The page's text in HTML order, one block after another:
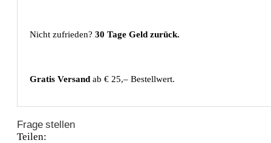
Nicht zufrieden? 30 Tage Geld zurück.
Gratis Versand ab € 25,– Bestellwert.
Frage stellen
Teilen: